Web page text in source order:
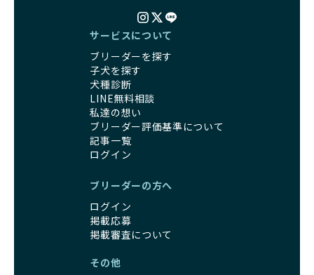
サービスについて
ブリーダーを探す
子犬を探す
犬種診断
LINE無料相談
私達の想い
ブリーダー評価基準について
記事一覧
ログイン
ブリーダーの方へ
ログイン
掲載応募
掲載審査について
その他